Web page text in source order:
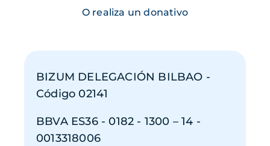
O realiza un donativo
BIZUM DELEGACIÓN BILBAO -
Código 02141
BBVA ES36 - 0182 - 1300 – 14 -
0013318006